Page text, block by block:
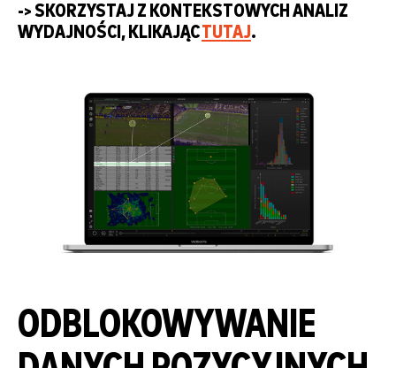
-> SKORZYSTAJ Z KONTEKSTOWYCH ANALIZ
WYDAJNOŚCI, KLIKAJĄCTUTAJ.
ODBLOKOWYWANIE